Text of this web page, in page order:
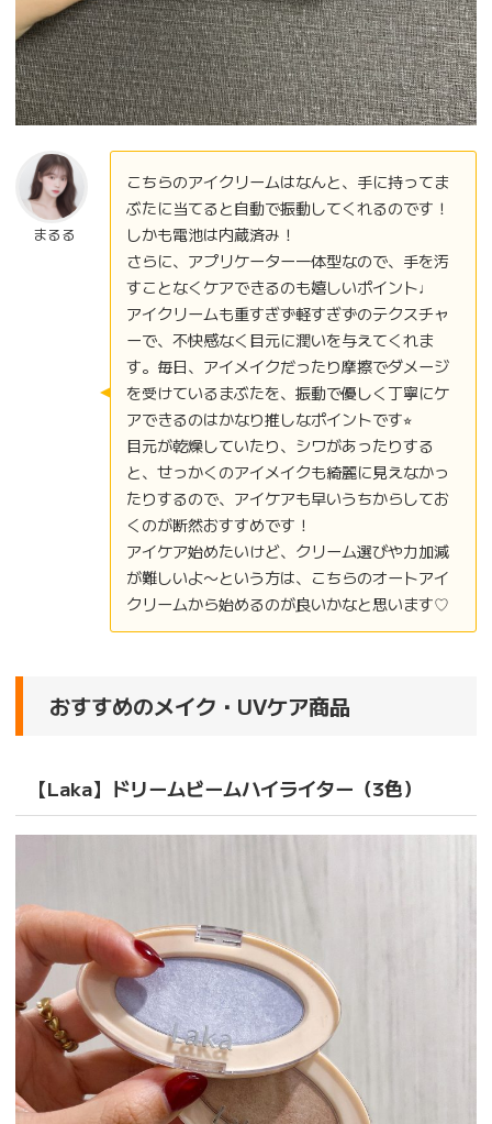
まるる
こちらのアイクリームはなんと、手に持ってま
ぶたに当てると自動で振動してくれるのです！
しかも電池は内蔵済み！
さらに、アプリケーター一体型なので、手を汚
すことなくケアできるのも嬉しいポイント♩
アイクリームも重すぎず軽すぎずのテクスチャ
ーで、不快感なく目元に潤いを与えてくれま
す。毎日、アイメイクだったり摩擦でダメージ
を受けているまぶたを、振動で優しく丁寧にケ
アできるのはかなり推しなポイントです⭐︎
目元が乾燥していたり、シワがあったりする
と、せっかくのアイメイクも綺麗に見えなかっ
たりするので、アイケアも早いうちからしてお
くのが断然おすすめです！
アイケア始めたいけど、クリーム選びや力加減
が難しいよ〜という方は、こちらのオートアイ
クリームから始めるのが良いかなと思います♡
おすすめのメイク・UVケア商品
【Laka】ドリームビームハイライター（3色）